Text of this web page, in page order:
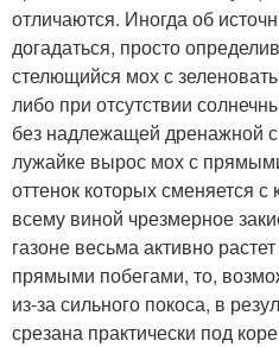
отличаются. Иногда об
догадаться, просто
стелющийся мох с
либо при отсутствии
без надлежащей дренажной
лужайке вырос мох с
оттенок которых сменяется
всему виной чрезмерное
газоне весьма активно
прямыми побегами, то,
из-за сильного покоса, в
срезана практически под